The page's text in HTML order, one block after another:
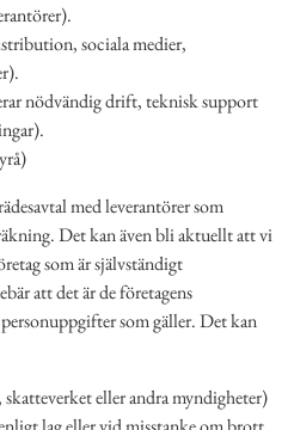
sociala medier,
nödvändig drift, teknisk support
med leverantörer som
Det kan även bli aktuellt att vi
som är självständigt
att det är de företagens
som gäller. Det kan
eller andra myndigheter)